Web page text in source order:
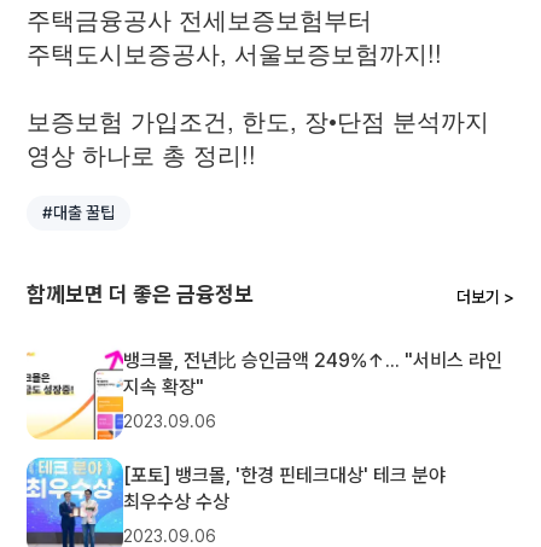
주택금융공사 전세보증보험부터
주택도시보증공사, 서울보증보험까지!!
보증보험 가입조건, 한도, 장•단점 분석까지
영상 하나로 총 정리!!
#대출 꿀팁
함께보면 더 좋은 금융정보 더보기 >
뱅크몰, 전년比 승인금액 249%↑... "서비스 라인
지속 확장"
2023.09.06
[포토] 뱅크몰, '한경 핀테크대상' 테크 분야
최우수상 수상
2023.09.06